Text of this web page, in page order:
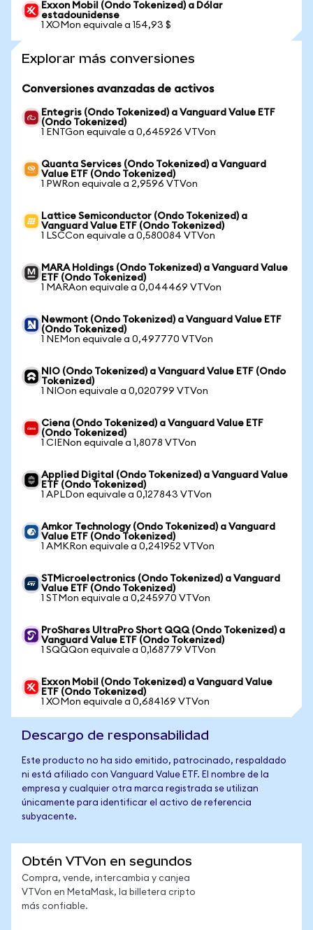
Exxon Mobil (Ondo Tokenized) a Dólar
estadounidense
1 XOMon equivale a 154,93 $
Explorar más conversiones
Conversiones avanzadas de activos
Entegris (Ondo Tokenized) a Vanguard Value ETF
(Ondo Tokenized)
1 ENTGon equivale a 0,645926 VTVon
Quanta Services (Ondo Tokenized) a Vanguard
Value ETF (Ondo Tokenized)
1 PWRon equivale a 2,9596 VTVon
Lattice Semiconductor (Ondo Tokenized) a
Vanguard Value ETF (Ondo Tokenized)
1 LSCCon equivale a 0,580084 VTVon
MARA Holdings (Ondo Tokenized) a Vanguard Value
ETF (Ondo Tokenized)
1 MARAon equivale a 0,044469 VTVon
Newmont (Ondo Tokenized) a Vanguard Value ETF
(Ondo Tokenized)
1 NEMon equivale a 0,497770 VTVon
NIO (Ondo Tokenized) a Vanguard Value ETF (Ondo
Tokenized)
1 NIOon equivale a 0,020799 VTVon
Ciena (Ondo Tokenized) a Vanguard Value ETF
(Ondo Tokenized)
1 CIENon equivale a 1,8078 VTVon
Applied Digital (Ondo Tokenized) a Vanguard Value
ETF (Ondo Tokenized)
1 APLDon equivale a 0,127843 VTVon
Amkor Technology (Ondo Tokenized) a Vanguard
Value ETF (Ondo Tokenized)
1 AMKRon equivale a 0,241952 VTVon
STMicroelectronics (Ondo Tokenized) a Vanguard
Value ETF (Ondo Tokenized)
1 STMon equivale a 0,245970 VTVon
ProShares UltraPro Short QQQ (Ondo Tokenized) a
Vanguard Value ETF (Ondo Tokenized)
1 SQQQon equivale a 0,168779 VTVon
Exxon Mobil (Ondo Tokenized) a Vanguard Value
ETF (Ondo Tokenized)
1 XOMon equivale a 0,684169 VTVon
Descargo de responsabilidad
Este producto no ha sido emitido, patrocinado, respaldado
ni está afiliado con Vanguard Value ETF. El nombre de la
empresa y cualquier otra marca registrada se utilizan
únicamente para identificar el activo de referencia
subyacente.
Obtén VTVon en segundos
Compra, vende, intercambia y canjea
VTVon en MetaMask, la billetera cripto
más confiable.